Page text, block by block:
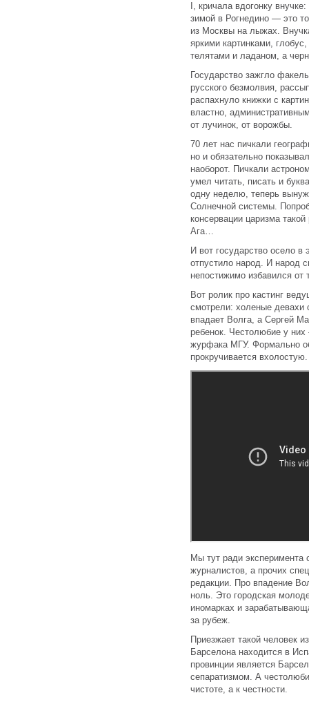
I, кричала вдогонку
зимой в Рогнедино — это
из Москвы на лыжах.
яркими картинками,
телятами и ладаном, а
Государство зажгло
русского безмолвия,
распахнуло книжки с
властно,
от лучинок, от ворожбы.
70 лет нас пичкали
но и обязательно
наоборот. Пичкали
умел читать, писать и
одну неделю, теперь
Солнечной системы.
консервации царизма
Ага…
И вот государство осело
отпустило народ. И народ
непостижимо избавился от
Вот ролик про кастинг
смотрели: холеные девахи
впадает Волга, а Сергей
ребенок. Честолюбие у
журфака МГУ. Формально
прокручивается вхолостую.
Мы тут ради эксперимента
журналистов, а прочих
редакции. Про впадение
ноль. Это городская
иномарках и
за рубеж.
Приезжает такой человек
Барселона находится в
провинции является
сепаратизмом. А
чистоте, а к честности.